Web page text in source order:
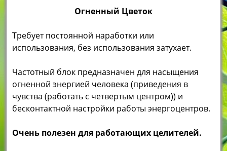
Огненный Цветок
Требует постоянной наработки или
использования, без использования затухает.
Частотный блок предназначен для насыщения
огненной энергией человека (приведения в
чувства (работать с четвертым центром)) и
бесконтактной настройки работы энергоцентров.
Очень полезен для работающих целителей.